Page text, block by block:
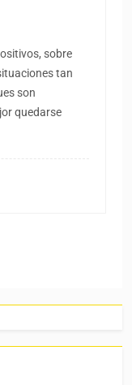
sobre
tan
son
quedarse